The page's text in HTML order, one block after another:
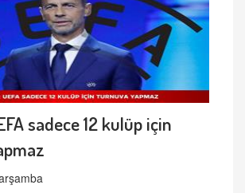
sadece 12 kulüp için